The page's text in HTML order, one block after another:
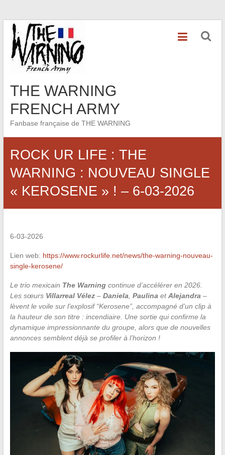
Skip
content
THE WARNING
FRENCH ARMY
Fanbase française de THE WARNING
ROCK UR LIFE : THE
WARNING : NOUVEAU SINGLE
« KEROSENE » ! – 6-03-2026
6-03-2026
Lien web: https://www.rockurlife.net/news/the-warning-nouveau-
single-kerosene/
Le trio mexicain The Warningcontinue d’accélérer en 2026.
Les sœurs Villarreal Vélez– Daniela Paulina etAlejandra –
lèvent le voile sur l’explosif “Kerosene”, accompagné d’un clip à
la hauteur de son titre : incendiaire. Une sortie qui confirme la
dynamique impressionnante du groupe, alors que de nouvelles
annonces semblent déjà se profiler à l’horizon !